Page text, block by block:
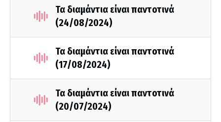
Τα διαμάντια είναι παντοτινά
(24/08/2024)
Τα διαμάντια είναι παντοτινά
(17/08/2024)
Τα διαμάντια είναι παντοτινά
(20/07/2024)